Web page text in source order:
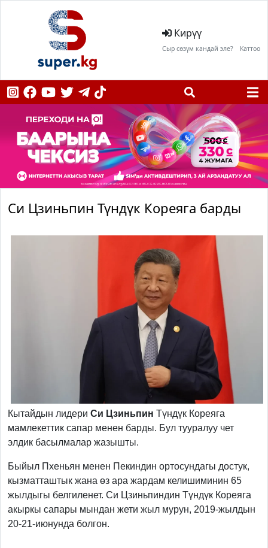
Кирүү
Сыр сөзүм кандай эле? Каттоо
Си Цзиньпин Түндүк Кореяга барды
Кытайдын лидери Си Цзиньпин Түндүк Кореяга
мамлекеттик сапар менен барды. Бул тууралуу чет
элдик басылмалар жазышты.
Быйыл Пхеньян менен Пекиндин ортосундагы достук,
кызматташтык жана өз ара жардам келишиминин 65
жылдыгы белгиленет. Си Цзиньпиндин Түндүк Кореяга
акыркы сапары мындан жети жыл мурун, 2019-жылдын
20-21-июнунда болгон.